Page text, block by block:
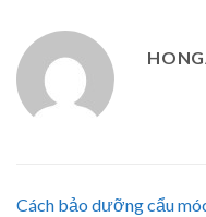
Cách bảo dưỡng cẩu